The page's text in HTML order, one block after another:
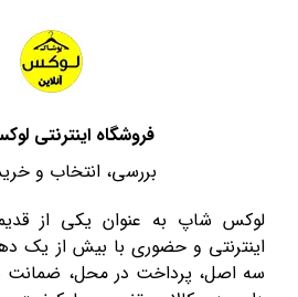
فروشگاه اینترنتی
بررسی، انتخاب و
لوکس شاپ به عنوان یکی از
اینترنتی و حضوری با بیش از یک
سه اصل، پرداخت در محل، ضمانت